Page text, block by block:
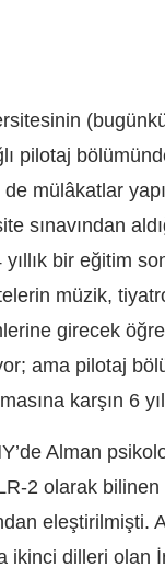
pilotaj
mülâkatlar
sınavından
bir eğitim
müzik,
girecek
ama pilotaj
karşın 6
Alman
2 olarak bilinen
eleştirilmişti.
ikinci dilleri